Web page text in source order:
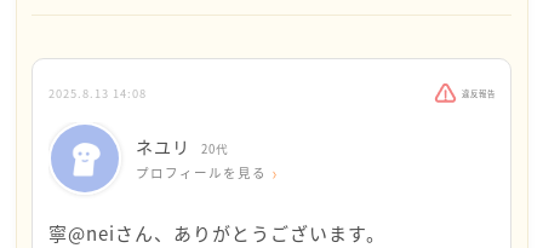
一度話されたことを聞き返すと
そのような対応になるとのこと、
ただ聞こえなかっただけなのに
ネユリさんからしたら
す。
2025.8.13 14:08 違反報告
ネユリ 20代
プロフィールを見る
寧@neiさん、ありがとうございます。